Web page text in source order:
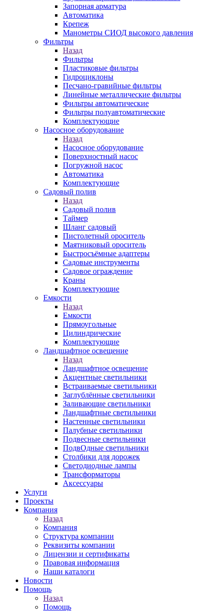
Запорная арматура
Автоматика
Крепеж
Манометры СИОД высокого давления
Фильтры
Назад
Фильтры
Пластиковые фильтры
Гидроциклоны
Песчано-гравийные фильтры
Линейные металлические фильтры
Фильтры автоматические
Фильтры полуавтоматические
Комплектующие
Насосное оборудование
Назад
Насосное оборудование
Поверхностный насос
Погружной насос
Автоматика
Комплектующие
Садовый полив
Назад
Садовый полив
Таймер
Шланг садовый
Пистолетный ороситель
Маятниковый ороситель
Быстросъёмные адаптеры
Садовые инструменты
Садовое ограждение
Краны
Комплектующие
Емкости
Назад
Емкости
Прямоугольные
Цилиндрические
Комплектующие
Ландшафтное освещение
Назад
Ландшафтное освещение
Акцентные светильники
Встраиваемые светильники
Заглублённые светильники
Заливающие светильники
Ландшафтные светильники
Настенные светильники
Палубные светильники
Подвесные светильники
ПодвОдные светильники
Столбики для дорожек
Светодиодные лампы
Трансформаторы
Аксессуары
Услуги
Проекты
Компания
Назад
Компания
Структура компании
Реквизиты компании
Лицензии и сертификаты
Правовая информация
Наши каталоги
Новости
Помощь
Назад
Помощь